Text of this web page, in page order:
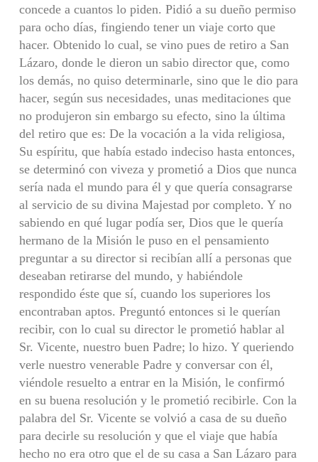
concede a cuantos lo piden. Pidió a su dueño permiso
para ocho días, fingiendo tener un viaje corto que
hacer. Obtenido lo cual, se vino pues de retiro a San
Lázaro, donde le dieron un sabio director que, como
los demás, no quiso determinarle, sino que le dio para
hacer, según sus necesidades, unas meditaciones que
no produjeron sin embargo su efecto, sino la última
del retiro que es: De la vocación a la vida religiosa,
Su espíritu, que había estado indeciso hasta entonces,
se determinó con viveza y prometió a Dios que nunca
sería nada el mundo para él y que quería consagrarse
al servicio de su divina Majestad por completo. Y no
sabiendo en qué lugar podía ser, Dios que le quería
hermano de la Misión le puso en el pensamiento
preguntar a su director si recibían allí a personas que
deseaban retirarse del mundo, y habiéndole
respondido éste que sí, cuando los superiores los
encontraban aptos. Preguntó entonces si le querían
recibir, con lo cual su director le prometió hablar al
Sr. Vicente, nuestro buen Padre; lo hizo. Y queriendo
verle nuestro venerable Padre y conversar con él,
viéndole resuelto a entrar en la Misión, le confirmó
en su buena resolución y le prometió recibirle. Con la
palabra del Sr. Vicente se volvió a casa de su dueño
para decirle su resolución y que el viaje que había
hecho no era otro que el de su casa a San Lázaro para